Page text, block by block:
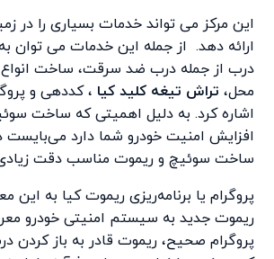
این مرکز می تواند خدمات بسیاری را در
ارائه دهد. از جمله این خدمات می توان به
درب از جمله درب ضد سرقت، ساخت انواع
محل، تراش تیغه کلید کیا ، کددهی و
اشاره کرد. به دلیل اهمیتی که ساخت
افزایش امنیت خودرو شما دارد می‌بایست
ساخت سوئیچ و ریموت مناسب دقت
پروگرام یا برنامه‌ریزی ریموت کیا به
ریموت جدید به سیستم امنیتی خودرو
پروگرام صحیح، ریموت قادر به باز کردن